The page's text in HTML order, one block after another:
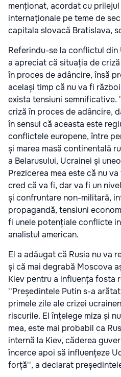
menționat, acordat cu
internaționale pe teme de
capitala slovacă Bratislava,
Referindu-se la conflictul din
a apreciat că situația de
în proces de adâncire, însă
același timp că nu va fi
exista tensiuni semnificative.
criză în proces de adâncire,
în sensul că aceasta este
conflictele europene, între
și marea masă continentală
a Belarusului, Ucrainei și
Prezicerea mea este că nu
cred că va fi, dar va fi un
și confruntare non-militară,
propagandă, tensiuni
fi unele potențiale conflicte
analistul american.
El a adăugat că Rusia nu va
și că mai degrabă Moscova
Kiev pentru a influența fosta
''Președintele Putin s-a
primele zile ale crizei
riscurile. El înțelege miza și
mea, este mai probabil ca
internă la Kiev, căderea
încerce apoi să influențeze
forță'', a declarat